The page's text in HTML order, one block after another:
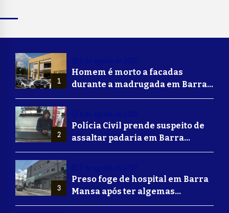
1
Homem é morto a facadas
durante a madrugada em Barra
Mansa
2
Polícia Civil prende suspeito de
assaltar padaria em Barra
Mansa
3
Preso foge de hospital em Barra
Mansa após ter algemas
retiradas para usar banheiro